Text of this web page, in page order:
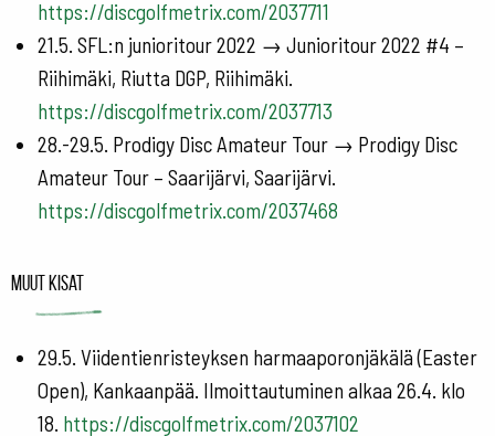
https://discgolfmetrix.com/2037711
21.5. SFL:n junioritour 2022 → Junioritour 2022 #4 –
Riihimäki, Riutta DGP, Riihimäki.
https://discgolfmetrix.com/2037713
28.-29.5. Prodigy Disc Amateur Tour → Prodigy Disc
Amateur Tour – Saarijärvi, Saarijärvi.
https://discgolfmetrix.com/2037468
Muut kisat
29.5. Viidentienristeyksen harmaaporonjäkälä (Easter
Open), Kankaanpää. Ilmoittautuminen alkaa 26.4. klo
18. https://discgolfmetrix.com/2037102